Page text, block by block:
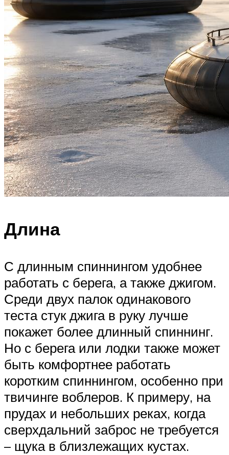
Длина
С длинным спиннингом удобнее
работать с берега, а также джигом.
Среди двух палок одинакового
теста стук джига в руку лучше
покажет более длинный спиннинг.
Но с берега или лодки также может
быть комфортнее работать
коротким спиннингом, особенно при
твичинге воблеров. К примеру, на
прудах и небольших реках, когда
сверхдальний заброс не требуется
– щука в близлежащих кустах.